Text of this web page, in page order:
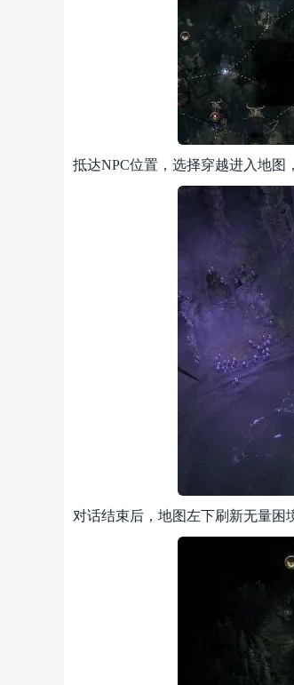
抵达NPC位置，选择穿越进入地图
对话结束后，地图左下刷新无量困